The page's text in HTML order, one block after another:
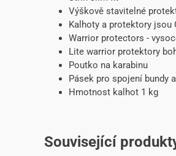
Výškově stavitelné
Kalhoty a protektory jsou
Warrior protectors -
Lite warrior protektory
Poutko na karabinu
Pásek pro spojení bundy
Hmotnost kalhot 1 kg
Související